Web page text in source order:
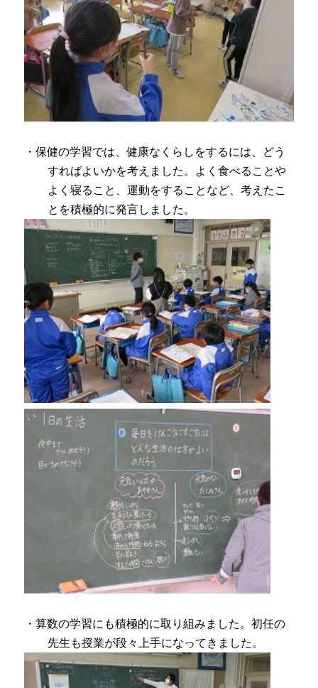
・保健の学習では、健康なくらしをするには、どう
すればよいかを考えました。よく食べることや
よく寝ること、運動をすることなど、考えたこ
とを積極的に発言しました。
・算数の学習にも積極的に取り組みました。初任の
先生も授業が段々上手になってきました。